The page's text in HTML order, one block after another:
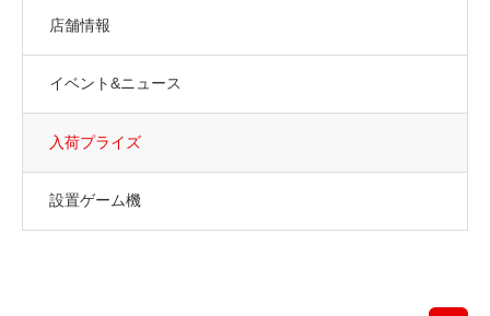
店舗情報
イベント&ニュース
入荷プライズ
設置ゲーム機